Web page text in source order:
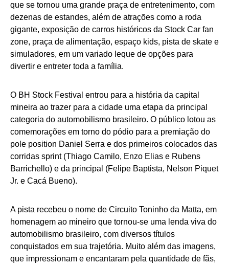
que se tornou uma grande praça de entretenimento, com
dezenas de estandes, além de atrações como a roda
gigante, exposição de carros históricos da Stock Car fan
zone, praça de alimentação, espaço kids, pista de skate e
simuladores, em um variado leque de opções para
divertir e entreter toda a família.
O BH Stock Festival entrou para a história da capital
mineira ao trazer para a cidade uma etapa da principal
categoria do automobilismo brasileiro. O público lotou as
comemorações em torno do pódio para a premiação do
pole position Daniel Serra e dos primeiros colocados das
corridas sprint (Thiago Camilo, Enzo Elias e Rubens
Barrichello) e da principal (Felipe Baptista, Nelson Piquet
Jr. e Cacá Bueno).
A pista recebeu o nome de Circuito Toninho da Matta, em
homenagem ao mineiro que tornou-se uma lenda viva do
automobilismo brasileiro, com diversos títulos
conquistados em sua trajetória. Muito além das imagens,
que impressionam e encantaram pela quantidade de fãs,